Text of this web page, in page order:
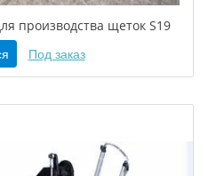
производства щеток S19
Под заказ